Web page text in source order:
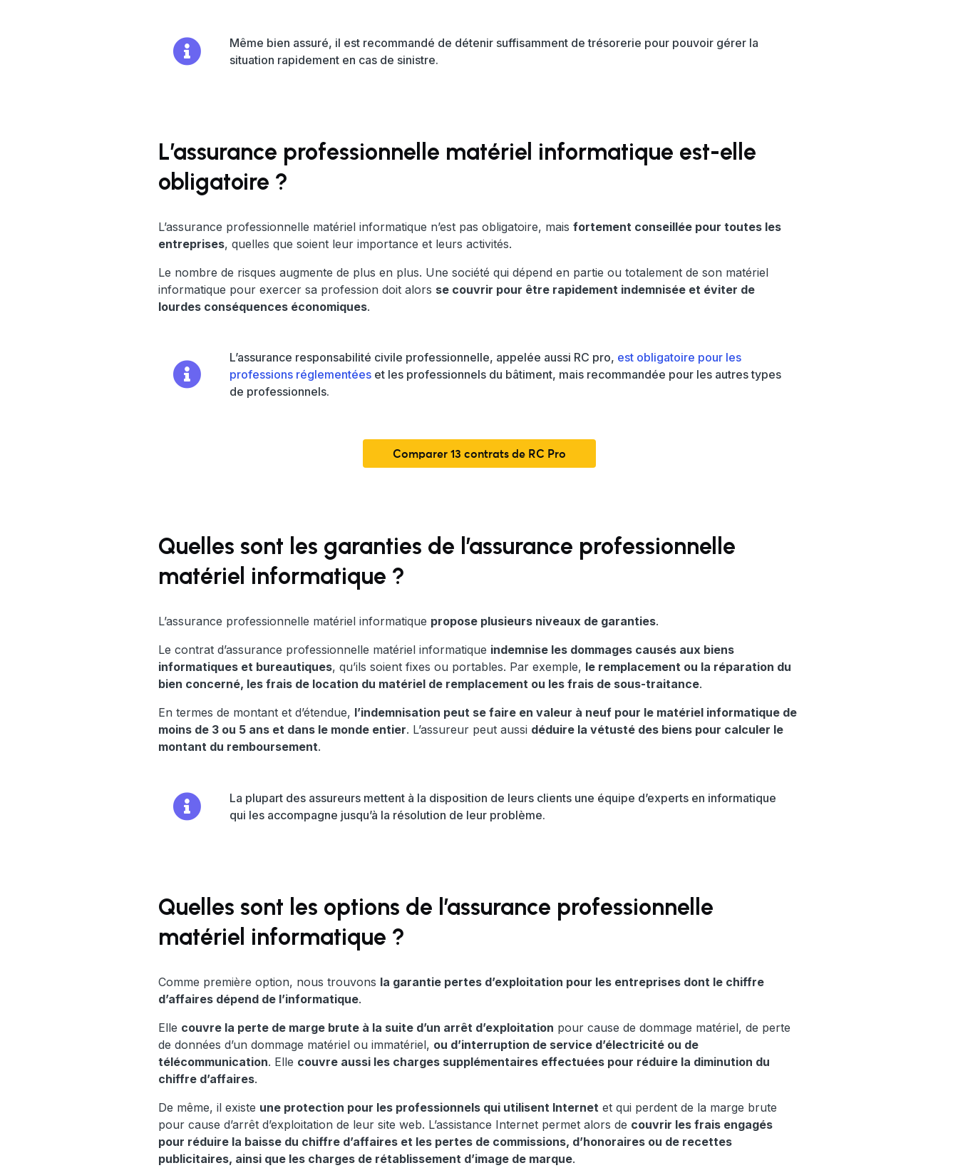
Même bien assuré, il est recommandé de détenir suffisamment de trésorerie pour pouvoir gérer la
situation rapidement en cas de sinistre.
L’assurance professionnelle matériel informatique est-elle
obligatoire ?
L’assurance professionnelle matériel informatique n’est pas obligatoire, mais fortement conseillée pour toutes les
entreprises, quelles que soient leur importance et leurs activités.
Le nombre de risques augmente de plus en plus. Une société qui dépend en partie ou totalement de son matériel
informatique pour exercer sa profession doit alors se couvrir pour être rapidement indemnisée et éviter de
lourdes conséquences économiques.
L’assurance responsabilité civile professionnelle, appelée aussi RC pro, est obligatoire pour les
professions réglementées et les professionnels du bâtiment, mais recommandée pour les autres types
de professionnels.
Comparer 13 contrats de RC Pro
Quelles sont les garanties de l’assurance professionnelle
matériel informatique ?
L’assurance professionnelle matériel informatique propose plusieurs niveaux de garanties.
Le contrat d’assurance professionnelle matériel informatique indemnise les dommages causés aux biens
informatiques et bureautiques, qu’ils soient fixes ou portables. Par exemple, le remplacement ou la réparation du
bien concerné, les frais de location du matériel de remplacement ou les frais de sous-traitance.
En termes de montant et d’étendue, l’indemnisation peut se faire en valeur à neuf pour le matériel informatique de
moins de 3 ou 5 ans et dans le monde entier. L’assureur peut aussi déduire la vétusté des biens pour calculer le
montant du remboursement.
La plupart des assureurs mettent à la disposition de leurs clients une équipe d’experts en informatique
qui les accompagne jusqu’à la résolution de leur problème.
Quelles sont les options de l’assurance professionnelle
matériel informatique ?
Comme première option, nous trouvons la garantie pertes d’exploitation pour les entreprises dont le chiffre
d’affaires dépend de l’informatique.
Elle couvre la perte de marge brute à la suite d’un arrêt d’exploitation pour cause de dommage matériel, de perte
de données d’un dommage matériel ou immatériel, ou d’interruption de service d’électricité ou de
télécommunication. Elle couvre aussi les charges supplémentaires effectuées pour réduire la diminution du
chiffre d’affaires.
De même, il existe une protection pour les professionnels qui utilisent Internet et qui perdent de la marge brute
pour cause d’arrêt d’exploitation de leur site web. L’assistance Internet permet alors de couvrir les frais engagés
pour réduire la baisse du chiffre d’affaires et les pertes de commissions, d’honoraires ou de recettes
publicitaires, ainsi que les charges de rétablissement d’image de marque.